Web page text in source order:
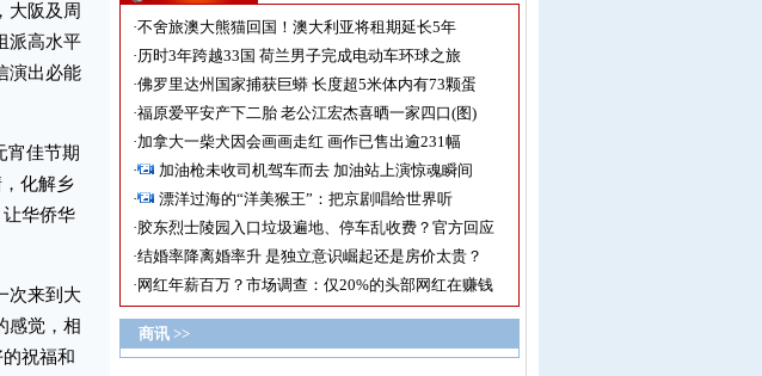
大阪及周
派高水平
演出必能
佳节期
化解乡
华侨华
次来到大
感觉，相
祝福和
·不舍旅澳大熊猫回国！澳大利亚将租期延长5年
·历时3年跨越33国 荷兰男子完成电动车环球之旅
·佛罗里达州国家捕获巨蟒 长度超5米体内有73颗蛋
·福原爱平安产下二胎 老公江宏杰喜晒一家四口(图)
·加拿大一柴犬因会画画走红 画作已售出逾231幅
·
加油枪未收司机驾车而去 加油站上演惊魂瞬间
·
漂洋过海的“洋美猴王”：把京剧唱给世界听
·胶东烈士陵园入口垃圾遍地、停车乱收费？官方回应
·结婚率降离婚率升 是独立意识崛起还是房价太贵？
· 网红年薪百万？市场调查：仅20%的头部网红在赚钱
商讯 >>